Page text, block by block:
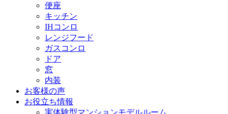
便座
キッチン
IHコンロ
レンジフード
ガスコンロ
ドア
窓
内装
お客様の声
お役立ち情報
実体験型マンションモデルルーム